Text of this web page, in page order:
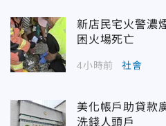
新店民宅火警濃
困火場死亡
4小時前 社會
美化帳戶助貸款
洗錢人頭戶